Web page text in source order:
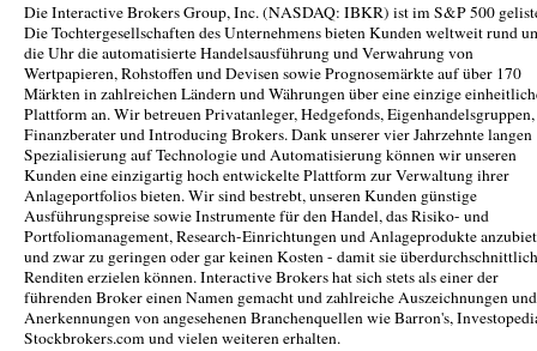
Die Interactive Brokers Group, Inc. (NASDAQ: IBKR) ist im S&P 500
Die Tochtergesellschaften des Unternehmens bieten Kunden weltweit rund
die Uhr die automatisierte Handelsausführung und Verwahrung von
Wertpapieren, Rohstoffen und Devisen sowie Prognosemärkte auf über 170
Märkten in zahlreichen Ländern und Währungen über eine einzige
Plattform an. Wir betreuen Privatanleger, Hedgefonds, Eigenhandelsgruppen,
Finanzberater und Introducing Brokers. Dank unserer vier Jahrzehnte langen
Spezialisierung auf Technologie und Automatisierung können wir unseren
Kunden eine einzigartig hoch entwickelte Plattform zur Verwaltung ihrer
Anlageportfolios bieten. Wir sind bestrebt, unseren Kunden günstige
Ausführungspreise sowie Instrumente für den Handel, das Risiko- und
Portfoliomanagement, Research-Einrichtungen und Anlageprodukte
und zwar zu geringen oder gar keinen Kosten - damit sie
Renditen erzielen können. Interactive Brokers hat sich stets als einer der
führenden Broker einen Namen gemacht und zahlreiche Auszeichnungen und
Anerkennungen von angesehenen Branchenquellen wie Barron's,
Stockbrokers.com und vielen weiteren erhalten.